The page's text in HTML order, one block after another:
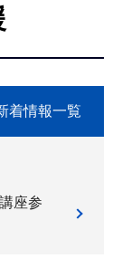
着情報一覧
座参